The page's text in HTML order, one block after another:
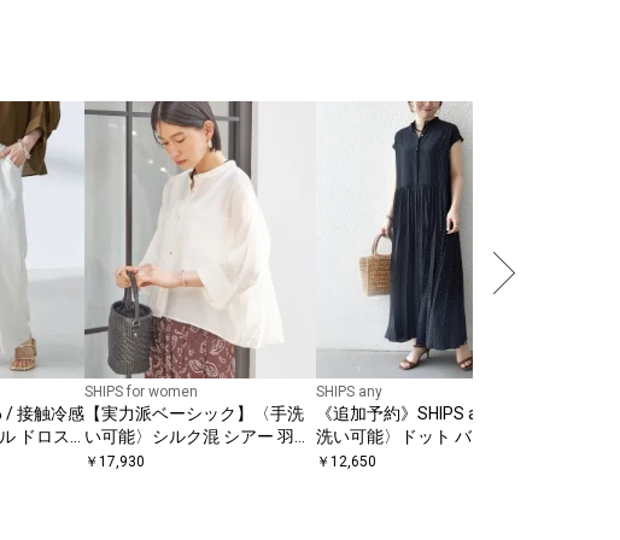
/ 接触冷感
ドロス
SHIPS for women
【実力派ベーシック】〈手洗
い可能〉シルク混 シアー 羽織
シャツ
￥ 17,930
SHIPS any
《追加予約》SHIPS any:〈手
洗い可能〉ドット バンドカラ
ー フレンチ プリーツ ロング
￥ 12,650